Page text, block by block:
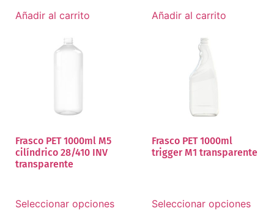
Añadir al carrito Añadir al carrito
Frasco PET 1000ml M5
cilíndrico 28/410 INV
transparente
Seleccionar opciones
Frasco PET 1000ml
trigger M1 transparente
Seleccionar opciones